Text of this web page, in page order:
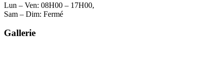
Lun – Ven: 08H00 – 17H00,
Sam – Dim: Fermé
Gallerie